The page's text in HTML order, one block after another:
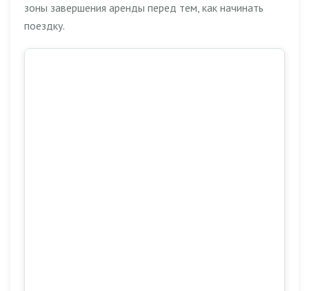
зоны завершения аренды перед тем, как начинать
поездку.